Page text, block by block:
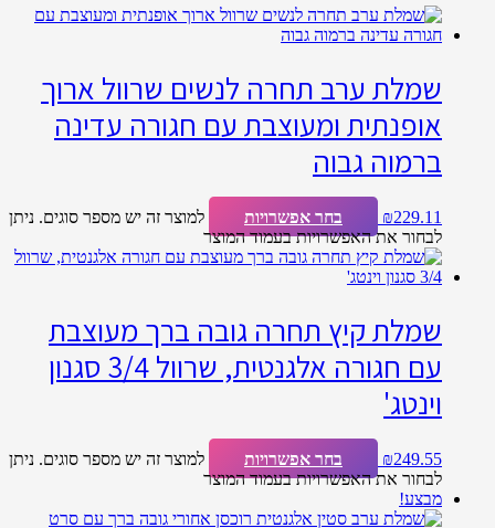
שמלת ערב תחרה לנשים שרוול ארוך
אופנתית ומעוצבת עם חגורה עדינה
ברמוה גבוה
₪229.11 בחר אפשרויות
למוצר זה יש מספר סוגים. ניתן
לבחור את האפשרויות בעמוד המוצר
שמלת קיץ תחרה גובה ברך מעוצבת
עם חגורה אלגנטית, שרוול 3/4 סגנון
וינטג'
₪249.55 בחר אפשרויות
למוצר זה יש מספר סוגים. ניתן
לבחור את האפשרויות בעמוד המוצר
מבצע!